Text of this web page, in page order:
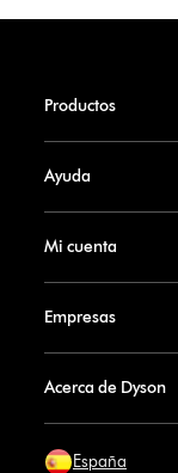
Productos
Ayuda
Mi cuenta
Empresas
Acerca de Dyson
España